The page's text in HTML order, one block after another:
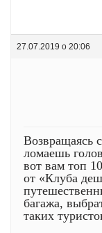
27.07.2019 о 20:06
Возвращаясь
ломаешь
вот вам топ
от «Клуба
багажа,
таких